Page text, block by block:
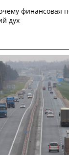
финансовая
дух